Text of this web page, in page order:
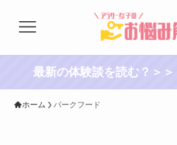
最新の体験談を読む？＞＞
ホーム パークフード